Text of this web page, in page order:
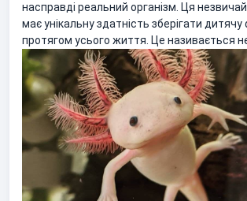
насправді реальний організм. Ця
має унікальну здатність зберігати
протягом усього життя. Це називається